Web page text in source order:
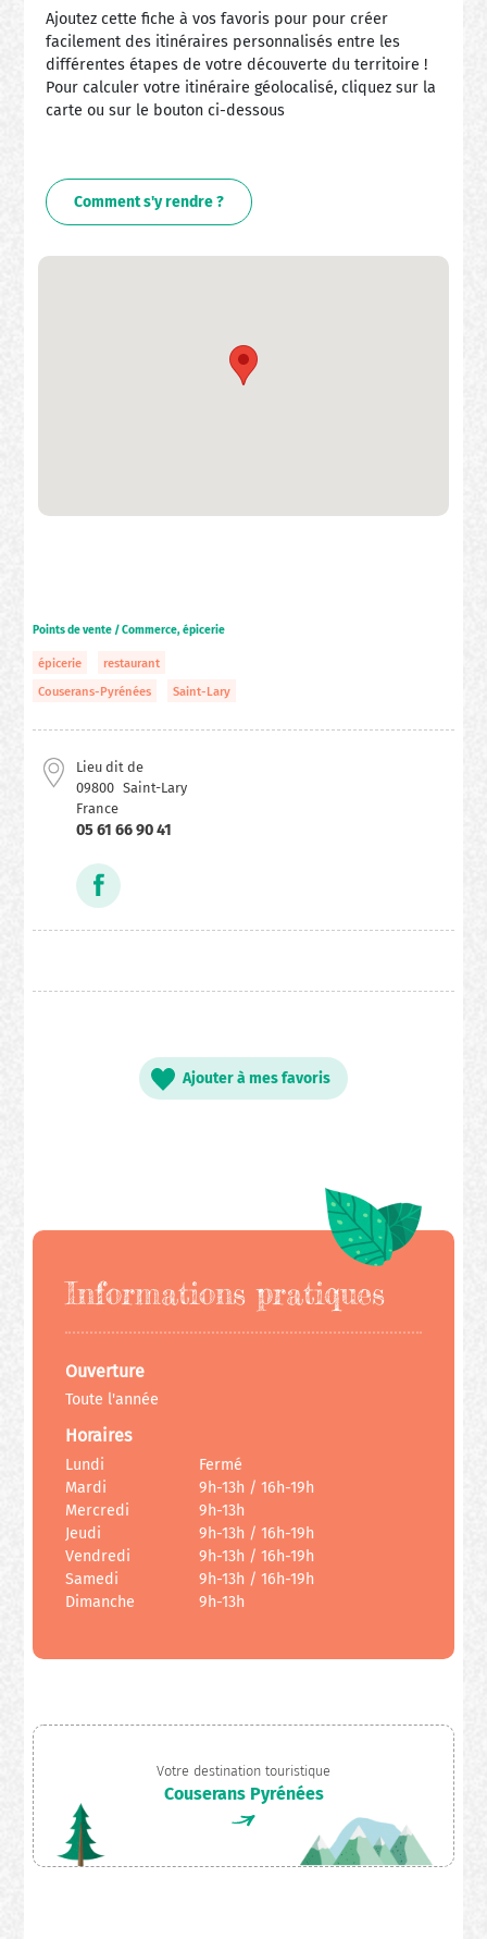
Ajoutez cette fiche à vos favoris pour pour créer
facilement des itinéraires personnalisés entre les
différentes étapes de votre découverte du territoire !
Pour calculer votre itinéraire géolocalisé, cliquez sur la
carte ou sur le bouton ci-dessous
Comment s'y rendre ?
Points de vente / Commerce, épicerie
épicerie
restaurant
Couserans-Pyrénées
Saint-Lary
Lieu dit de
09800 Saint-Lary
France
05 61 66 90 41
Ajouter à mes favoris
Informations pratiques
Ouverture
Toute l'année
Horaires
Lundi
Fermé
Mardi
9h-13h / 16h-19h
Mercredi
9h-13h
Jeudi
9h-13h / 16h-19h
Vendredi
9h-13h / 16h-19h
Samedi
9h-13h / 16h-19h
Dimanche
9h-13h
Votre destination touristique
Couserans Pyrénées